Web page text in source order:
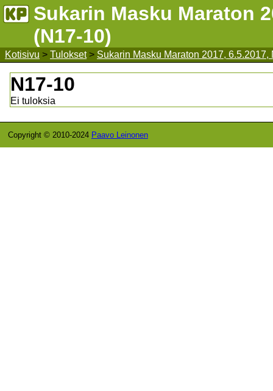
Sukarin Masku Maraton
(N17-10)
Kotisivu > Tulokset> Sukarin Masku Maraton 2017, 6.5.2017,
N17-10
Ei tuloksia
Copyright © 2010-2024 Paavo Leinonen